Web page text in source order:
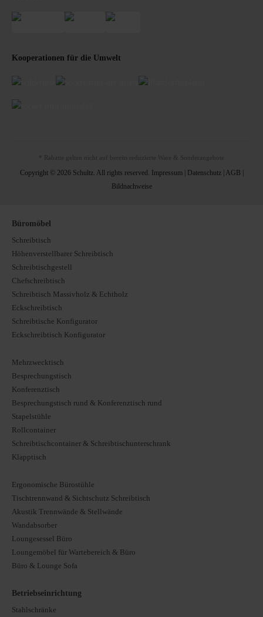
Kooperationen für die Umwelt
* Rabatte gelten nicht auf bereits reduzierte Ware & Sonderangebote
Copyright © 2026 Schultz. All rights reserved. Impressum| Datenschutz| AGB
Bildnachweise
Büromöbel
Schreibtisch
Höhenverstellbarer Schreibtisch
Schreibtischgestell
Chefschreibtisch
Schreibtisch Massivholz & Echtholz
Eckschreibtisch
Schreibtische Konfigurator
Eckschreibtisch Konfigurator
Mehrzwecktisch
Besprechungstisch
Konferenztisch
Besprechungstisch rund & Konferenztisch rund
Stapelstühle
Rollcontainer
Schreibtischcontainer & Schreibtischunterschrank
Klapptisch
Ergonomische Bürostühle
Tischtrennwand & Sichtschutz Schreibtisch
Akustik Trennwände & Stellwände
Wandabsorber
Loungesessel Büro
Loungemöbel für Wartebereich & Büro
Büro & Lounge Sofa
Betriebseinrichtung
Stahlschränke